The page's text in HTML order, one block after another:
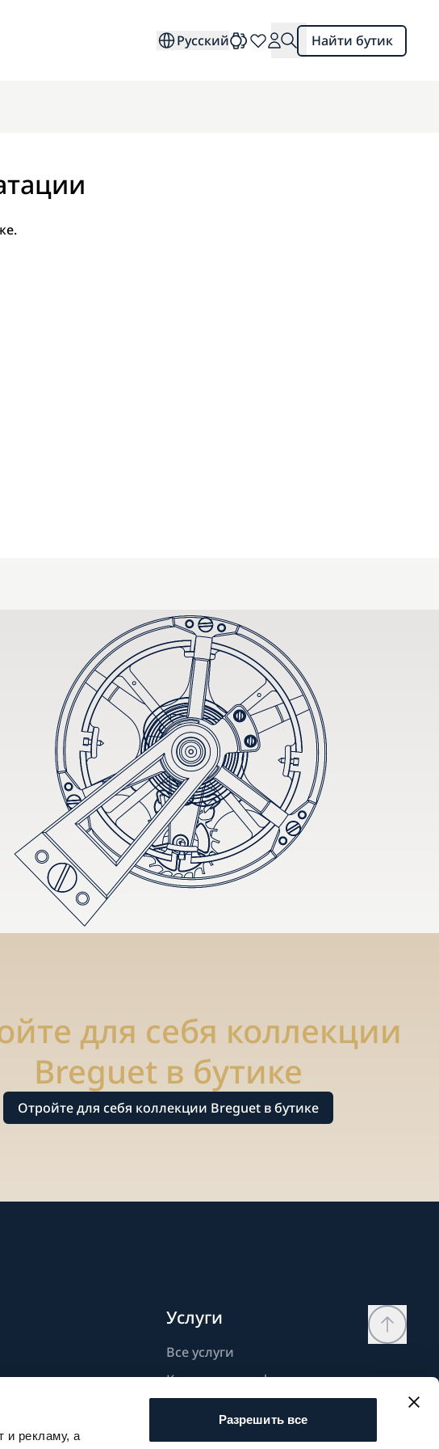
и рекламу, а
Разрешить все
Русский Найти бутик
для себя коллекции
Breguet в бутике
Отройте для себя коллекции Breguet в бутике
Услуги
Все услуги
Контактная информация